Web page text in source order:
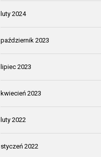
luty 2024
październik 2023
lipiec 2023
kwiecień 2023
luty 2022
styczeń 2022